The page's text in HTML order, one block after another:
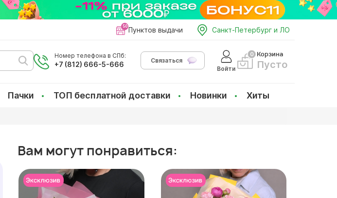
Пунктов выдачи Санкт-Петербург и ЛО
Номер телефона в СПб:
+7 (812) 666-5-666
Связаться
Войти
Корзина
Пусто
Пачки ТОП бесплатной доставки Новинки Хиты
Вам могут понравиться: